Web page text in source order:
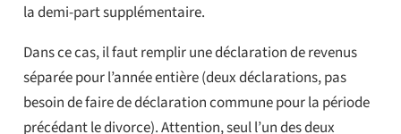
la demi-part supplémentaire.
Dans ce cas, il faut remplir une déclaration de revenus
séparée pour l’année entière (deux déclarations, pas
besoin de faire de déclaration commune pour la période
précédant le divorce). Attention, seul l’un des deux